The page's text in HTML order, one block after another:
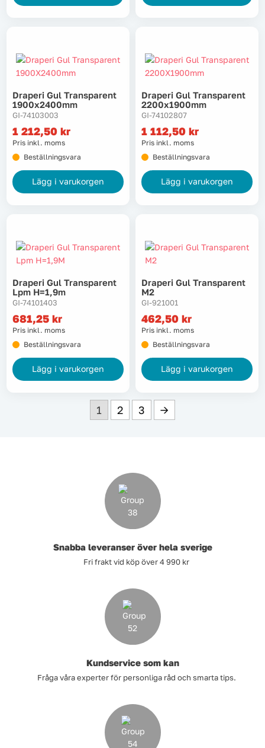
Draperi Gul Transparent
1900x2400mm
GI-74103003
1 212,50 kr
Pris inkl. moms
Beställningsvara
Lägg i varukorgen
Draperi Gul Transparent
2200x1900mm
GI-74102807
1 112,50 kr
Pris inkl. moms
Beställningsvara
Lägg i varukorgen
Draperi Gul Transparent
Lpm H=1,9m
GI-74101403
681,25 kr
Pris inkl. moms
Beställningsvara
Lägg i varukorgen
Draperi Gul Transparent
M2
GI-921001
462,50 kr
Pris inkl. moms
Beställningsvara
Lägg i varukorgen
1 2 3 →
Snabba leveranser över hela sverige
Fri frakt vid köp över 4 990 kr
Kundservice som kan
Fråga våra experter för personliga råd och smarta tips.